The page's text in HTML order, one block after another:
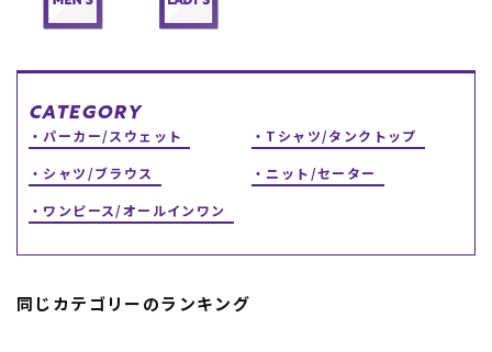
スノーTOP
スケートTOP
CATEGORY
パーカー/スウェット
Tシャツ/タンクトップ
シャツ/ブラウス
ニット/セーター
ワンピース/オールインワン
同じカテゴリーのランキング